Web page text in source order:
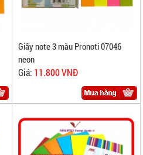
Giấy note 3 màu Pronoti 07046
neon
Giá: 11.800 VNĐ